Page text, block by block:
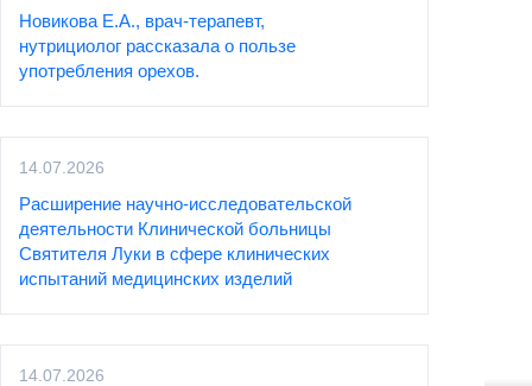
Новикова Е.А., врач-терапевт,
нутрициолог рассказала о пользе
употребления орехов.
14.07.2026
Расширение научно-исследовательской
деятельности Клинической больницы
Святителя Луки в сфере клинических
испытаний медицинских изделий
14.07.2026